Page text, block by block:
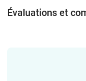
Évaluations et